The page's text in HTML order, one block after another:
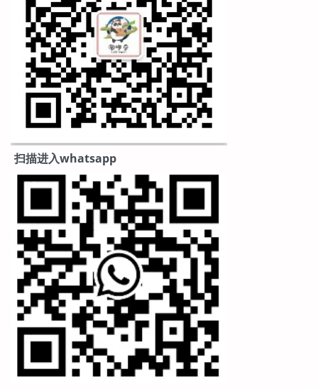
扫描进入whatsapp